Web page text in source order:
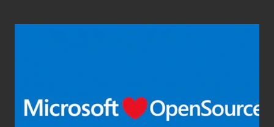
tuszem z butelki. W takim przypadku oryginalny tusz
kosztuje ok. 27 zł (65 ml), co jest niezmiernie atrakcyjne